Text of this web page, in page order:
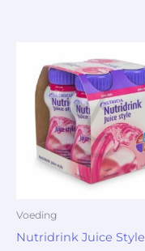
Voeding
Nutridrink Juice Style